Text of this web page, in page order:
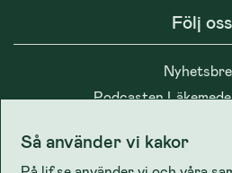
Så använder vi kakor
Följ oss
Podcasten